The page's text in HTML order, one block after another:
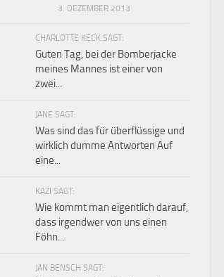
3. DEZEMBER 2013
CHARLOTTE KECK SAGT:
Guten Tag, bei der Bomberjacke
meines Mannes ist einer von
zwei...
JANE SAGT:
Was sind das für überflüssige und
wirklich dumme Antworten Auf
eine...
KAZI SAGT:
Wie kommt man eigentlich darauf,
dass irgendwer von uns einen
Föhn...
JAN BENSCH SAGT: